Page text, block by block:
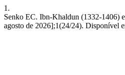
1.
Senko EC. Ibn-Khaldun (1332-1406)
agosto de 2026];1(24/24). Disponível